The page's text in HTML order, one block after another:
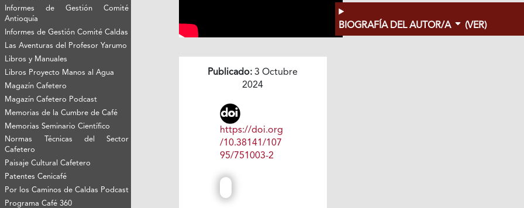
Informes de Gestión Comité
Antioquía
Informes de Gestión Comité Caldas
Las Aventuras del Profesor Yarumo
Libros y Manuales
Libros Proyecto Manos al Agua
Magazín Cafetero
Magazín Cafetero Podcast
Memorias de la Cumbre de Café
Memorias Seminario Científico
Normas Técnicas del Sector
Cafetero
Paisaje Cultural Cafetero
Patentes Cenicafé
Por los Caminos de Caldas Podcast
Programa Café 360
Publicado: 3 Octubre
2024
https://doi.org
/10.38141/107
95/751003-2
BIOGRAFÍA DEL AUTOR/A (VER)